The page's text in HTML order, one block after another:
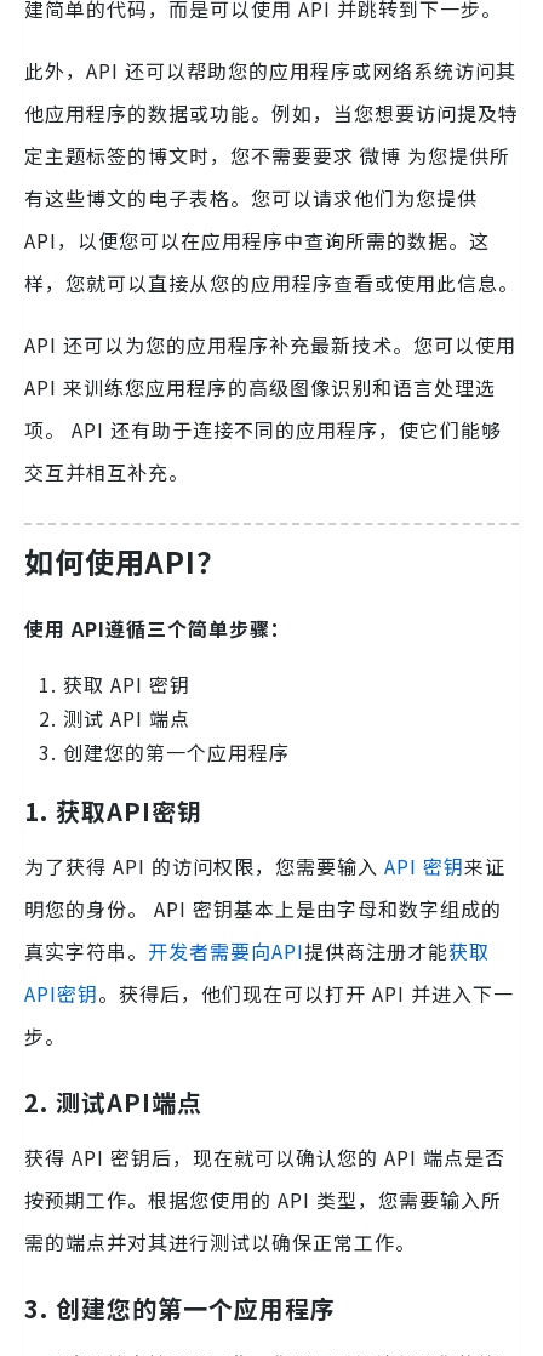
建简单的代码，而是可以使用 API 并跳转到下一步。
此外，API 还可以帮助您的应用程序或网络系统访问其
他应用程序的数据或功能。例如，当您想要访问提及特
定主题标签的博文时，您不需要要求 微博 为您提供所
有这些博文的电子表格。您可以请求他们为您提供
API，以便您可以在应用程序中查询所需的数据。这
样，您就可以直接从您的应用程序查看或使用此信息。
API 还可以为您的应用程序补充最新技术。您可以使用
API 来训练您应用程序的高级图像识别和语言处理选
项。 API 还有助于连接不同的应用程序，使它们能够
交互并相互补充。
如何使用API​​？
使用 API遵循三个简单步骤：
获取 API 密钥
测试 API 端点
创建您的第一个应用程序
1. 获取API密钥
为了获得 API 的访问权限，您需要输入 API 密钥来证
明您的身份。 API 密钥基本上是由字母和数字组成的
真实字符串。 开发者需要向API提供商注册才能获取
API密钥。获得后，他们现在可以打开 API 并进入下一
步。
2. 测试API端点
获得 API 密钥后，现在就可以确认您的 API 端点是否
按预期工作。根据您使用的 API 类型，您需要输入所
需的端点并对其进行测试以确保正常工作。
3. 创建您的第一个应用程序